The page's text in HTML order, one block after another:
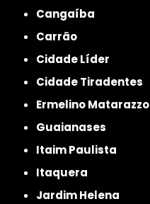
Cangaíba
Carrão
Cidade Líder
Cidade Tiradentes
Ermelino Matarazzo
Guaianases
Itaim Paulista
Itaquera
Jardim Helena